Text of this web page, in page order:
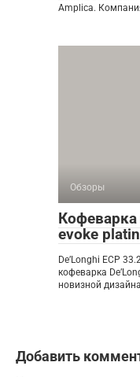
Amplica.
Обзоры
evoke
De’Longhi ECP
кофеварка
новизной
Добавить